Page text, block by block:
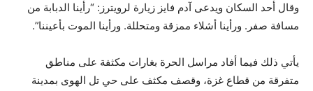
وقال أحد السكان ويدعى آدم فايز زيارة لرويترز: “رأينا الدبابة من
مسافة صفر. ورأينا أشلاء ممزقة ومتحللة. ورأينا الموت بأعيننا”.
يأتي ذلك فيما أفاد مراسل الحرة بغارات مكثفة على مناطق
متفرقة من قطاع غزة، وقصف مكثف على حي تل الهوى بمدينة